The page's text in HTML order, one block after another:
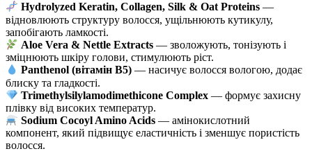
Hydrolyzed Keratin, Collagen, Silk & Oat Proteins —
відновлюють структуру волосся, ущільнюють кутикулу,
запобігають ламкості.
Aloe Vera & Nettle Extracts — зволожують, тонізують і
зміцнюють шкіру голови, стимулюють ріст.
Panthenol (вітамін B5) — насичує волосся вологою, додає
блиску та гладкості.
Trimethylsilylamodimethicone Complex — формує захисну
плівку від високих температур.
Sodium Cocoyl Amino Acids — амінокислотний
компонент, який підвищує еластичність і зменшує пористість
волосся.